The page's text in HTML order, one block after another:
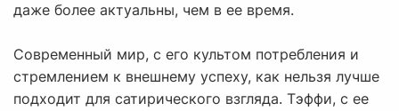
даже более актуальны, чем в ее время.
Современный мир, с его культом потребления и
стремлением к внешнему успеху, как нельзя лучше
подходит для сатирического взгляда. Тэффи, с ее